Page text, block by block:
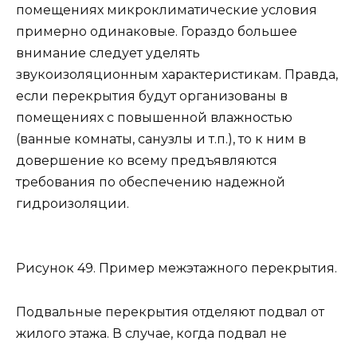
помещениях микроклиматические условия
примерно одинаковые. Гораздо большее
внимание следует уделять
звукоизоляционным характеристикам. Правда,
если перекрытия будут организованы в
помещениях с повышенной влажностью
(ванные комнаты, санузлы и т.п.), то к ним в
довершение ко всему предъявляются
требования по обеспечению надежной
гидроизоляции.
Рисунок 49. Пример межэтажного перекрытия.
Подвальные перекрытия отделяют подвал от
жилого этажа. В случае, когда подвал не